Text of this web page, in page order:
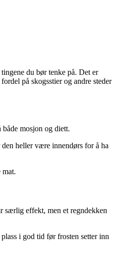
du bør tenke på. Det er
på skogsstier og andre steder
mosjon og diett.
heller være innendørs for å ha
mat.
særlig effekt, men et regndekken
i god tid før frosten setter inn